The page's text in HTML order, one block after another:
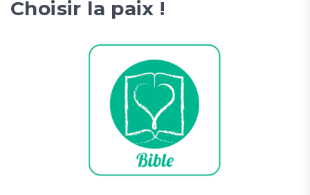
Choisir la paix !